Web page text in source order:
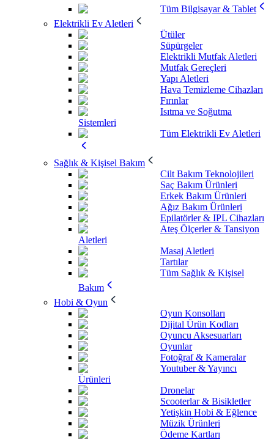
Tüm Bilgisayar & Tablet
Elektrikli Ev Aletleri
Ütüler
Süpürgeler
Elektrikli Mutfak Aletleri
Mutfak Gereçleri
Yapı Aletleri
Hava Temizleme Cihazları
Fırınlar
Isıtma ve Soğutma
Sistemleri
Tüm Elektrikli Ev Aletleri
Sağlık & Kişisel Bakım
Cilt Bakım Teknolojileri
Saç Bakım Ürünleri
Erkek Bakım Ürünleri
Ağız Bakım Ürünleri
Epilatörler & IPL Cihazları
Ateş Ölçerler & Tansiyon
Aletleri
Masaj Aletleri
Tartılar
Tüm Sağlık & Kişisel
Bakım
Hobi & Oyun
Oyun Konsolları
Dijital Ürün Kodları
Oyuncu Aksesuarları
Oyunlar
Fotoğraf & Kameralar
Youtuber & Yayıncı
Ürünleri
Dronelar
Scooterlar & Bisikletler
Yetişkin Hobi & Eğlence
Müzik Ürünleri
Ödeme Kartları